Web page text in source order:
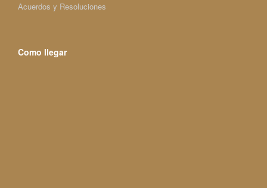
Acuerdos y Resoluciones
Como llegar